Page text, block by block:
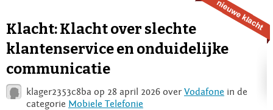
Voor Bedrijven
Klacht: Klacht over slechte
klantenservice en onduidelijke
communicatie
klager2353c8ba op 28 april 2026 overVodafone in de
categorie Mobiele Telefonie